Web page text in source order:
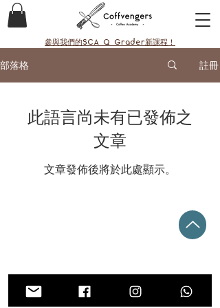
參與我們的SCA Q Grader新課程！
部落格 註冊
此語言尚未有已發佈之
文章
文章發佈後將於此處顯示。